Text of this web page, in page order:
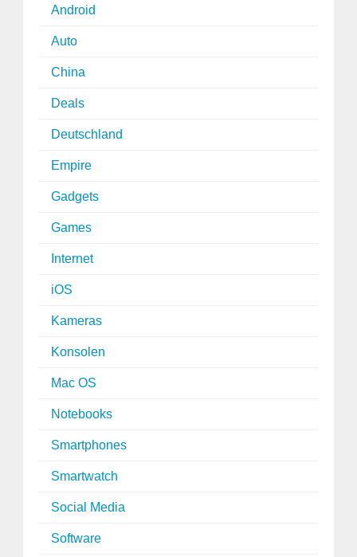
Android
Auto
China
Deals
Deutschland
Empire
Gadgets
Games
Internet
iOS
Kameras
Konsolen
Mac OS
Notebooks
Smartphones
Smartwatch
Social Media
Software